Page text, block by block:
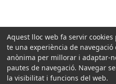
Aquest lloc web fa servir
te una experiència de
anònima per millorar i adaptar-
pautes de navegació. Navegar
la visibilitat i funcions del web.